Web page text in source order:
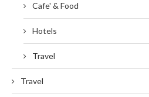
Cafe' & Food
Hotels
Travel
Travel